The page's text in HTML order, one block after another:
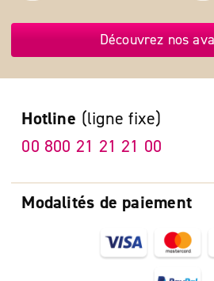
Découvrez nos
Modalités de paiement
Hotline (ligne fixe)
00 800 21 21 21 00